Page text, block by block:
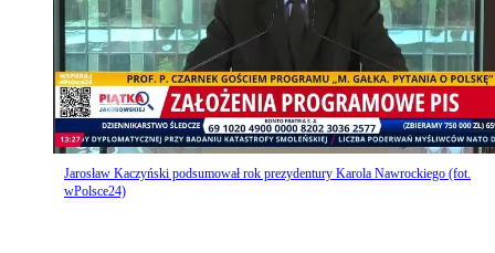
Jarosław Kaczyński podsumował rok prezydentury Karola Nawrockiego (fot.
wPolsce24)